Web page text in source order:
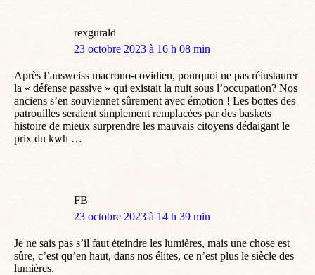
rexgurald
dit
23 octobre 2023 à 16 h 08 min
Après l’ausweiss macrono-covidien, pourquoi ne pas réinstaurer
la « défense passive » qui existait la nuit sous l’occupation? Nos
anciens s’en souviennet sûrement avec émotion ! Les bottes des
patrouilles seraient simplement remplacées par des baskets
histoire de mieux surprendre les mauvais citoyens dédaigant le
prix du kwh …
FB
dit
23 octobre 2023 à 14 h 39 min
Je ne sais pas s’il faut éteindre les lumières, mais une chose est
sûre, c’est qu’en haut, dans nos élites, ce n’est plus le siècle des
lumières.